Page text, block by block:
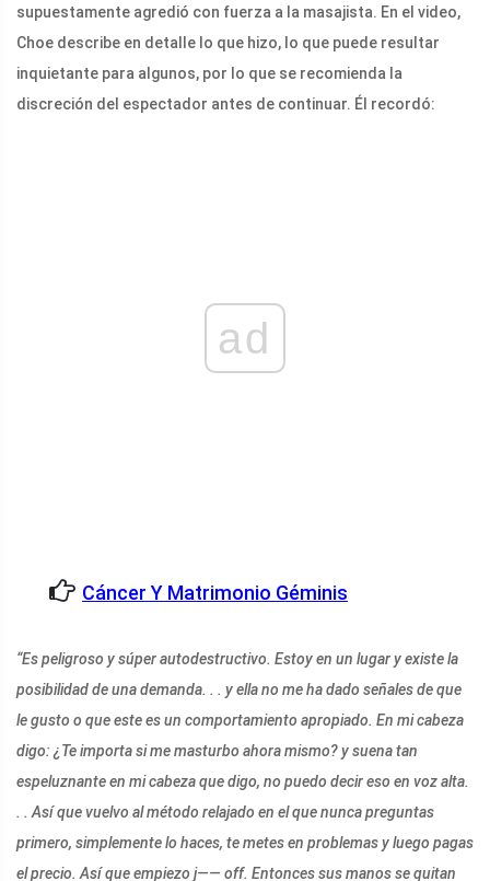
supuestamente agredió con fuerza a la masajista. En el video,
Choe describe en detalle lo que hizo, lo que puede resultar
inquietante para algunos, por lo que se recomienda la
discreción del espectador antes de continuar. Él recordó:
ad
Cáncer Y Matrimonio Géminis
“Es peligroso y súper autodestructivo. Estoy en un lugar y existe la
posibilidad de una demanda. . . y ella no me ha dado señales de que
le gusto o que este es un comportamiento apropiado. En mi cabeza
digo: ¿Te importa si me masturbo ahora mismo? y suena tan
espeluznante en mi cabeza que digo, no puedo decir eso en voz alta.
. . Así que vuelvo al método relajado en el que nunca preguntas
primero, simplemente lo haces, te metes en problemas y luego pagas
el precio. Así que empiezo j—— off. Entonces sus manos se quitan